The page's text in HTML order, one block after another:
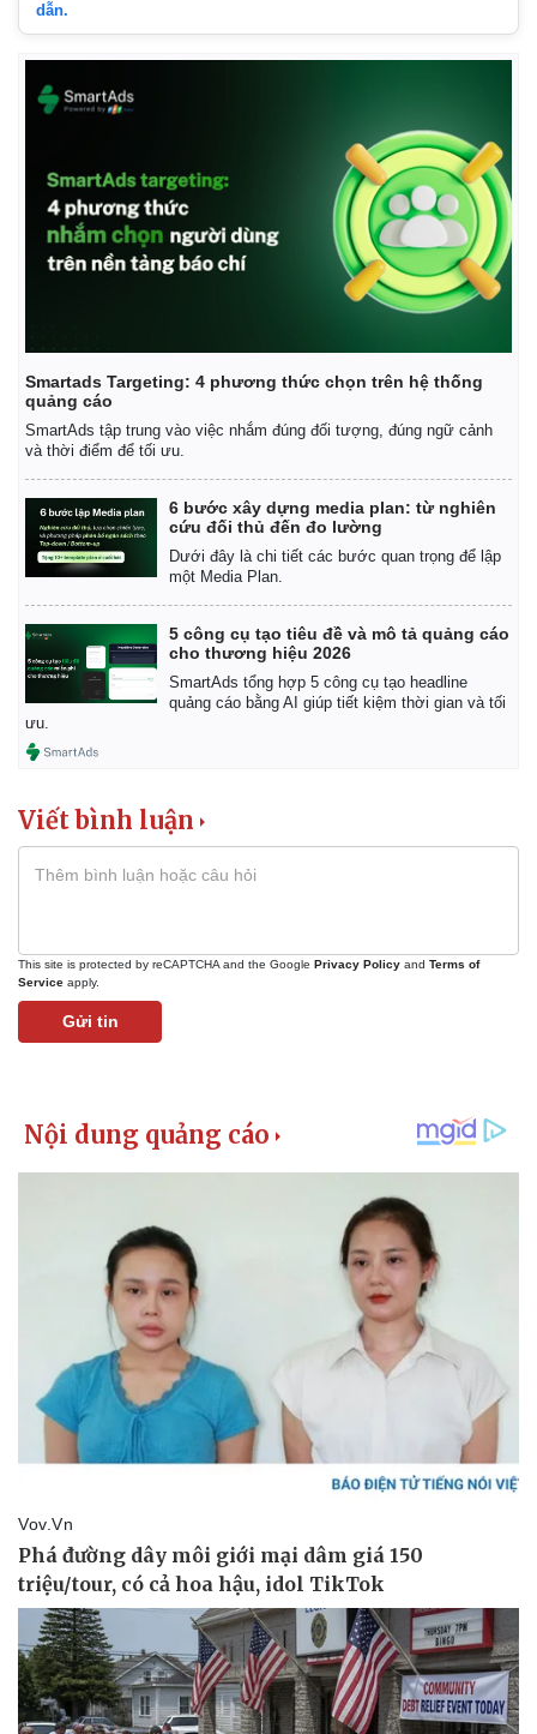
Kinh tế
Bất động sản
Khởi nghiệp
Thị trường
Giá vàng
Tiêu dùng
Tỷ giá
Chứng khoán
Giá cà phê
Tư vấn luật
Quân sự - Quốc
Vũ khí
dẫn.
Smartads Targeting: 4 phương thức chọn trên hệ thống
quảng cáo
SmartAds tập trung vào việc nhắm đúng đối tượng, đúng ngữ cảnh
và thời điểm để tối ưu.
6 bước xây dựng media plan: từ nghiên
cứu đối thủ đến đo lường
Dưới đây là chi tiết các bước quan trọng để lập
một Media Plan.
5 công cụ tạo tiêu đề và mô tả quảng cáo
cho thương hiệu 2026
SmartAds tổng hợp 5 công cụ tạo headline
quảng cáo bằng AI giúp tiết kiệm thời gian và tối
ưu.
Viết bình luận
This site is protected by reCAPTCHA and the Google Privacy Policy and Terms of
Service apply.
Gửi tin